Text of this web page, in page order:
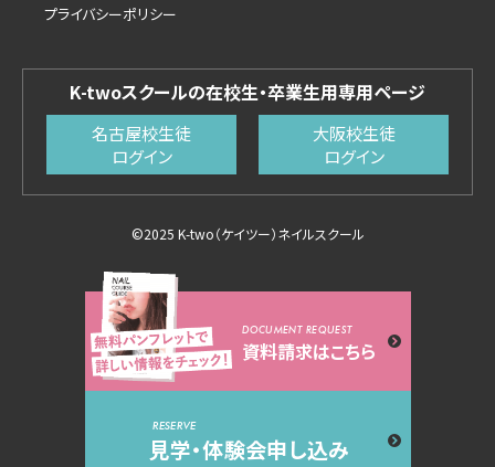
プライバシーポリシー
K-twoスクールの在校生・卒業生用専用ページ
名古屋校生徒
ログイン
大阪校生徒
ログイン
©2025 K-two（ケイツー）ネイルスクール
DOCUMENT REQUEST
資料請求はこちら
RESERVE
見学・体験会申し込み